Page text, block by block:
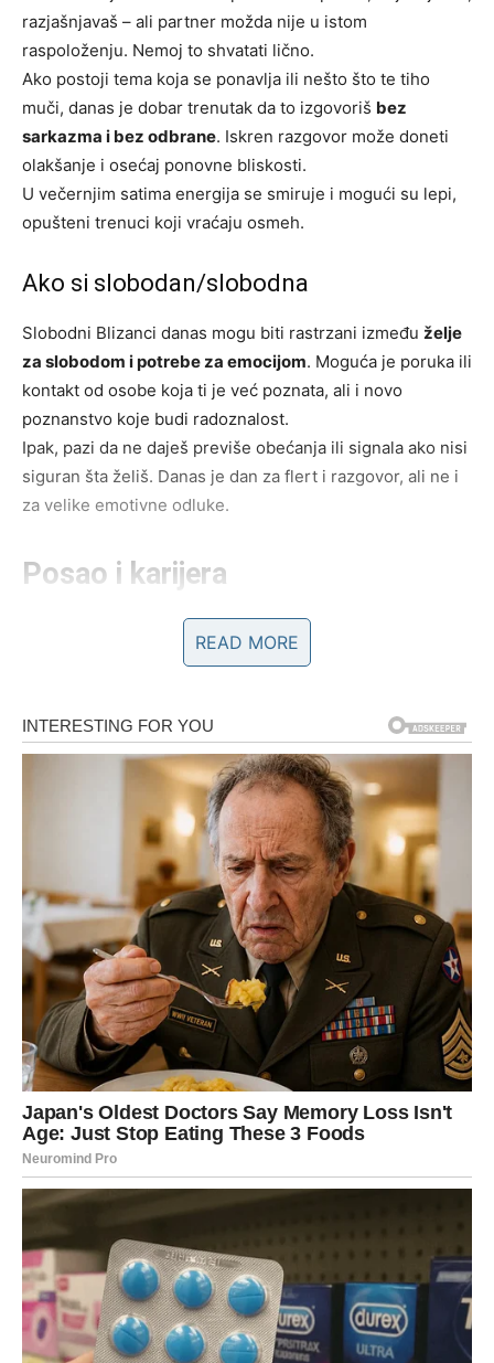
razjašnjavaš – ali partner možda nije u istom
raspoloženju. Nemoj to shvatati lično.
Ako postoji tema koja se ponavlja ili nešto što te tiho
muči, danas je dobar trenutak da to izgovoriš bez
sarkazma i bez odbrane. Iskren razgovor može doneti
olakšanje i osećaj ponovne bliskosti.
U večernjim satima energija se smiruje i mogući su lepi,
opušteni trenuci koji vraćaju osmeh.
Ako si slobodan/slobodna
Slobodni Blizanci danas mogu biti rastrzani između želje
za slobodom i potrebe za emocijom. Moguća je poruka ili
kontakt od osobe koja ti je već poznata, ali i novo
poznanstvo koje budi radoznalost.
Ipak, pazi da ne daješ previše obećanja ili signala ako nisi
siguran šta želiš. Danas je dan za flert i razgovor, ali ne i
za velike emotivne odluke.
Posao i karijera
Na poslovnom planu, 7. januar donosi
dogovore i komunikaciju
. Možeš imati više sastanaka,
Odličan je dan za:
učenje, pisanje, planiranje
kontakte sa kolegama i saradnicima
Međutim, postoji rizik da preuzmeš previše obaveza
odjednom. Zapiši prioritete. Fokusiraj se na jednu po
jednu stvar – tako ćeš biti mnogo efikasniji.
Novac
Finansijska situacija zahteva pažnju. Možeš razmišljati o
novom izvoru prihoda, dodatnom poslu ili načinu da bolje
rasporediš troškove.
Mogući su manji, neplanirani izdaci vezani za
komunikaciju, tehnologiju, prevoz ili administraciju.
Savjet dana:ne donosi finansijske odluke u žurbi.
READ MORE